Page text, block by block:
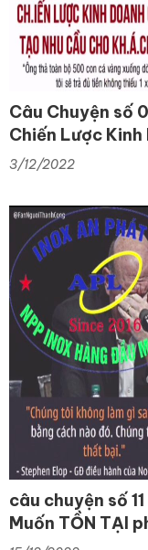
Câu Chuyện số
Chiến Lược Kinh
Tạo Nhu Cầu Cho
3/12/2022
câu chuyện số 11
Muốn TỒN TẠI